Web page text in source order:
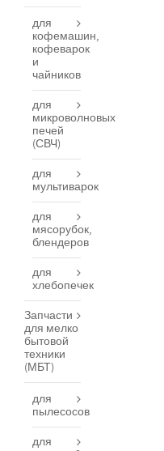
для
кофемашин,
кофеварок
и
чайников
для
микроволновых
печей
(СВЧ)
для
мультиварок
для
мясорубок,
блендеров
для
хлебопечек
Запчасти
для мелко
бытовой
техники
(МБТ)
для
пылесосов
для